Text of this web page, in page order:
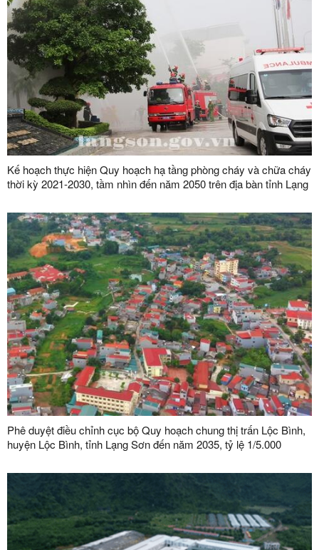
Kế hoạch thực hiện Quy hoạch hạ tầng phòng cháy và chữa cháy
thời kỳ 2021-2030, tầm nhìn đến năm 2050 trên địa bàn tỉnh Lạng
Phê duyệt điều chỉnh cục bộ Quy hoạch chung thị trấn Lộc Bình,
huyện Lộc Bình, tỉnh Lạng Sơn đến năm 2035, tỷ lệ 1/5.000